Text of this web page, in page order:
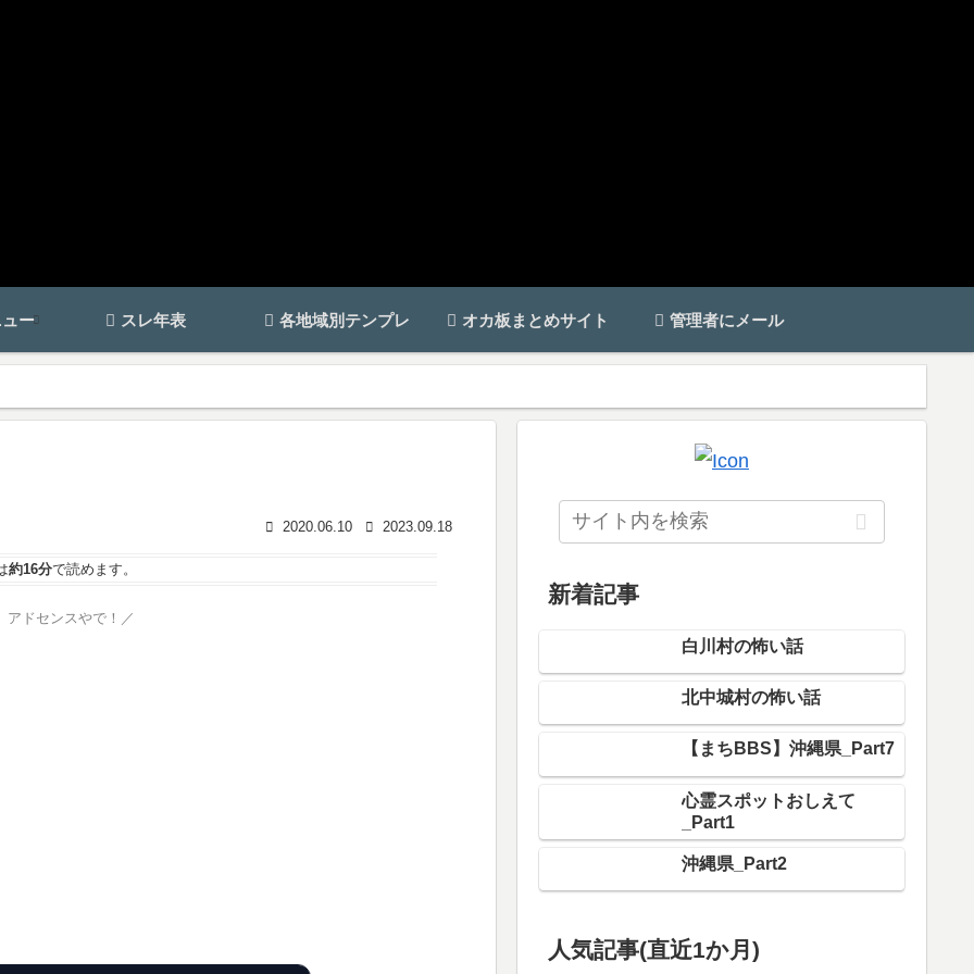
ー スレ年表 各地域別テンプレ オカ板まとめサイト 管理者にメール
2020.06.10 2023.09.18
約16分で読めます。
アドセンスやで！／
新着記事
白川村の怖い話
北中城村の怖い話
【まちBBS】沖縄県_Part7
心霊スポットおしえて
_Part1
沖縄県_Part2
人気記事(直近1か月)